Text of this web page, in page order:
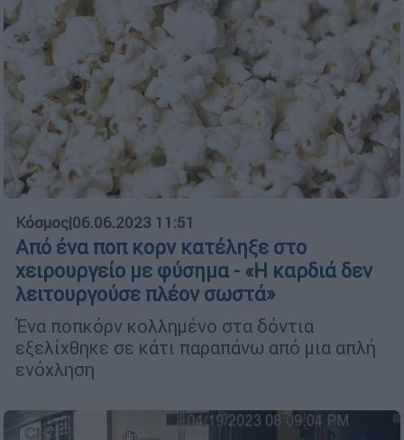
Κόσμος|06.06.2023 11:51
Από ένα ποπ κορν κατέληξε στο
χειρουργείο με φύσημα - «Η καρδιά δεν
λειτουργούσε πλέον σωστά»
Ένα ποπκόρν κολλημένο στα δόντια
εξελίχθηκε σε κάτι παραπάνω από μια απλή
ενόχληση